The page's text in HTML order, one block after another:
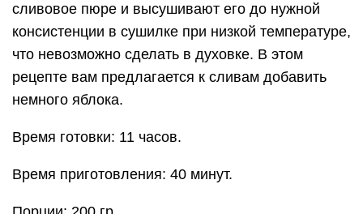
сливовое пюре и высушивают его до нужной
консистенции в сушилке при низкой температуре,
что невозможно сделать в духовке. В этом
рецепте вам предлагается к сливам добавить
немного яблока.
Время готовки: 11 часов.
Время приготовления: 40 минут.